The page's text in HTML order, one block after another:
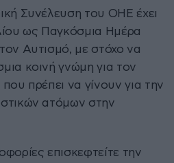
Συνέλευση του ΟΗΕ έχει
ως Παγκόσμια Ημέρα
Αυτισμό, με στόχο να
κοινή γνώμη για τον
πρέπει να γίνουν για την
ατόμων στην
επισκεφτείτε την